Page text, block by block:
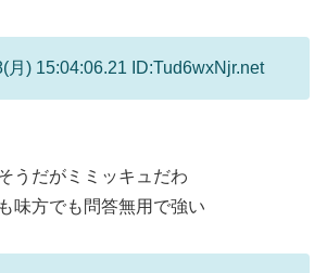
月) 15:04:06.21 ID:Tud6wxNjr.net
うだがミミッキュだわ
味方でも問答無用で強い